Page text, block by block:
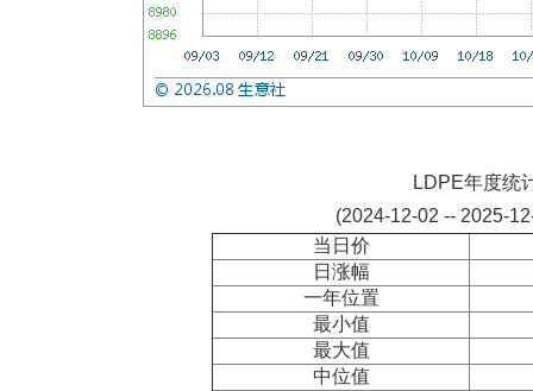
LDPE年度统
(2024-12-02 -- 2025-
当日价
日涨幅
一年位置
最小值
最大值
中位值